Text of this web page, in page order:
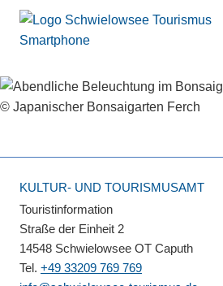
KULTUR- UND TOURISMUSAMT
Touristinformation
Straße der Einheit 2
14548 Schwielowsee OT Caputh
Tel. +49 33209 769 769